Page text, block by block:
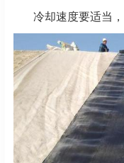
冷却速度要适当